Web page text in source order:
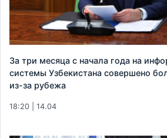
За три месяца с начала года на
системы Узбекистана совершено
из-за рубежа
18:20 | 14.04